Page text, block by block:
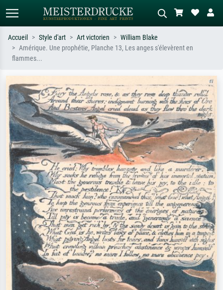
ex. Monet, Nuit étoilée,
impressionnisme, vague de Hokusai,
nu.
abstrait avec beaucoup de rouge,
tableau sombre, nu debout près d'un
arbre.
Accueil Style d'art Art victorien
William Blake
Amérique. Une prophétie, Planche 13, Les anges s'élevèrent en
flammes...